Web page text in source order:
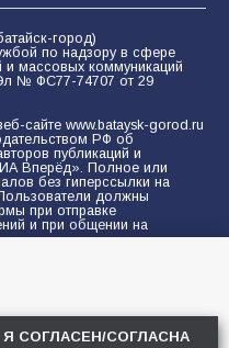
город)
по надзору в сфере
и массовых коммуникаций
№ ФС77-74707 от 29
сайте www.bataysk-gorod.ru
РФ об
публикаций и
Вперёд». Полное или
без гиперссылки на
должны
при отправке
и при общении на
информации
данных с помощью
Я СОГЛАСЕН/СОГЛАСНА